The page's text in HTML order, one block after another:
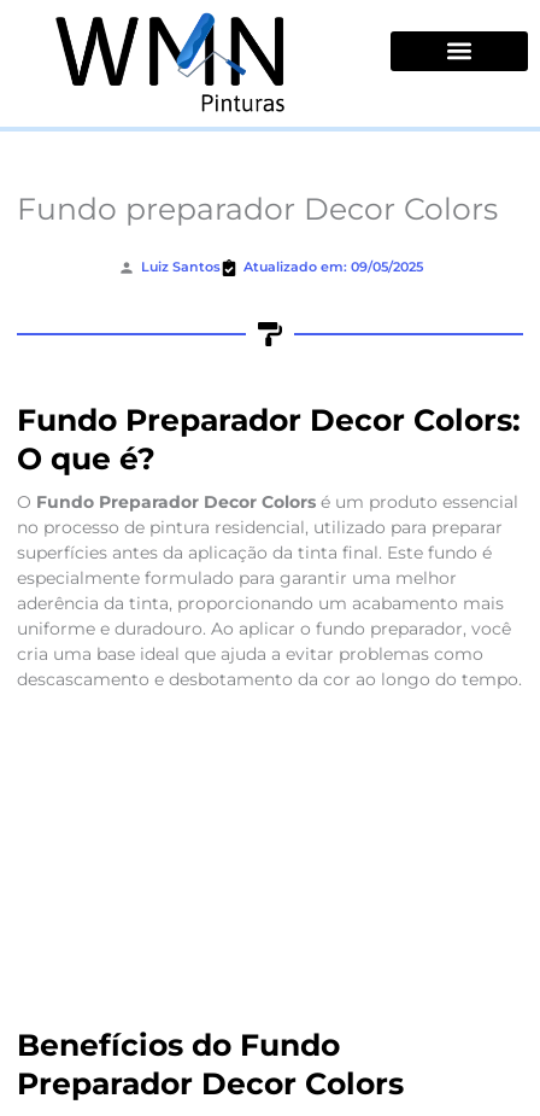
conteúdo
Fundo preparador Decor Colors
Luiz Santos Atualizado em: 09/05/2025
Fundo Preparador Decor Colors:
O que é?
O Fundo Preparador Decor Colorsé um produto essencial
no processo de pintura residencial, utilizado para preparar
superfícies antes da aplicação da tinta final. Este fundo é
especialmente formulado para garantir uma melhor
aderência da tinta, proporcionando um acabamento mais
uniforme e duradouro. Ao aplicar o fundo preparador, você
cria uma base ideal que ajuda a evitar problemas como
descascamento e desbotamento da cor ao longo do tempo.
Benefícios do Fundo
Preparador Decor Colors